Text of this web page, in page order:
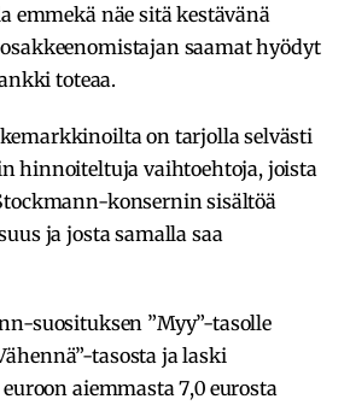
emmekä näe sitä kestävänä
saamat hyödyt
toteaa.
on tarjolla selvästi
hinnoiteltuja vaihtoehtoja, joista
konsernin sisältöä
ja josta samalla saa
suosituksen ”Myy”-tasolle
tasosta ja laski
aiemmasta 7,0 eurosta